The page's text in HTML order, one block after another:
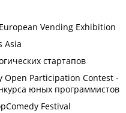
European Vending Exhibition
Asia
стартапов
Open Participation Contest -
юных программистов
Festival